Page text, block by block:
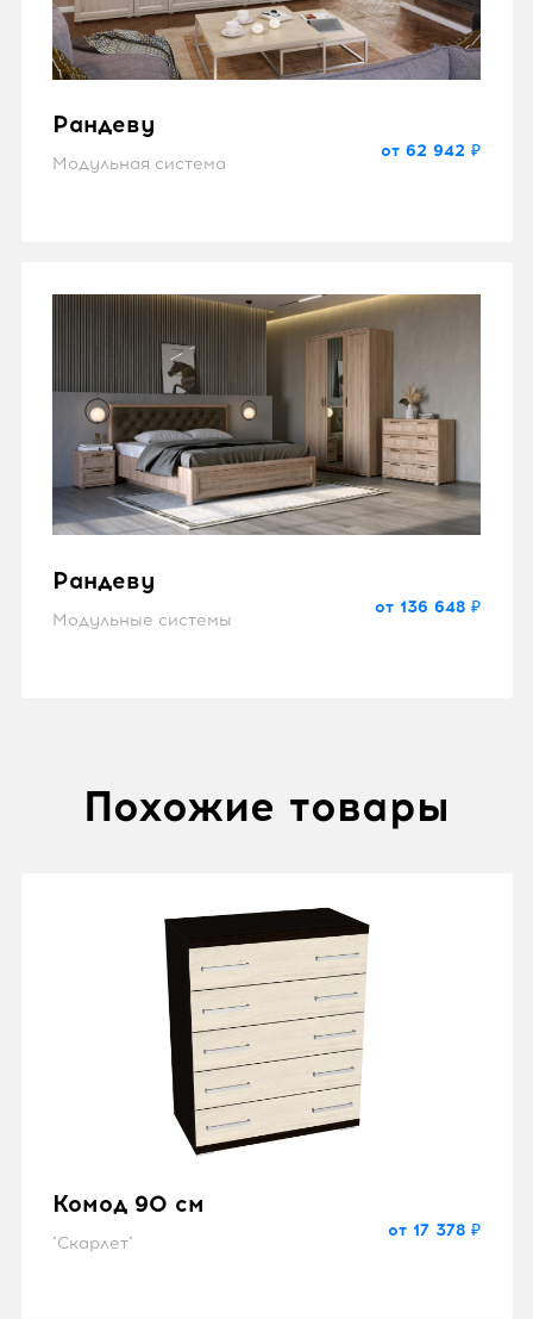
Рандеву
Модульная система
от 62 942 ₽
Рандеву
Модульные системы
от 136 648 ₽
Похожие товары
Комод 90 см
"Скарлет"
от 17 378 ₽